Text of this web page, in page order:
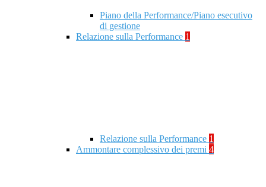
Piano della Performance/Piano esecutivo
di gestione
Relazione sulla Performance 1
Relazione sulla Performance 1
Ammontare complessivo dei premi 4